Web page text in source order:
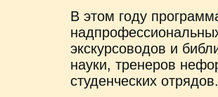
В этом году
экскурсоводов и
науки, тренеров
студенческих отрядов.